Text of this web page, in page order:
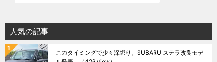
人気の記事
このタイミングで少々深堀り。SUBARU ステラ改良モデ